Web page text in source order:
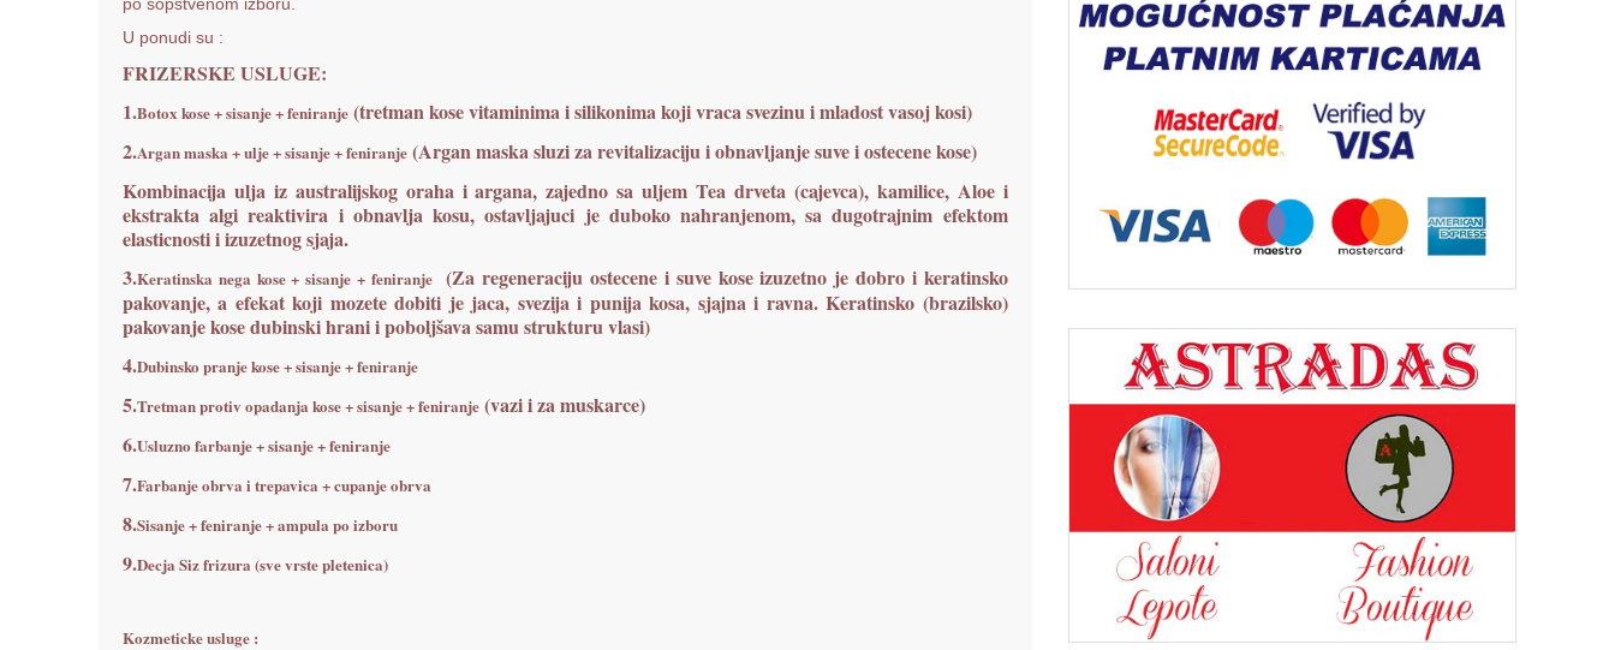
U ponudi su :
FRIZERSKE USLUGE:
1.Botox kose + sisanje + feniranje (tretman kose vitaminima i silikonima koji vraca svezinu i mladost vasoj kosi)
2.Argan maska + ulje + sisanje + feniranje (Argan maska sluzi za revitalizaciju i obnavljanje suve i ostecene kose)
Kombinacija ulja iz australijskog oraha i argana, zajedno sa uljem Tea drveta (cajevca), kamilice, Aloe i
ekstrakta algi reaktivira i obnavlja kosu, ostavljajuci je duboko nahranjenom, sa dugotrajnim efektom
elasticnosti i izuzetnog sjaja.
3.Keratinska nega kose + sisanje + feniranje (Za regeneraciju ostecene i suve kose izuzetno je dobro i keratinsko
pakovanje, a efekat koji mozete dobiti je jaca, svezija i punija kosa, sjajna i ravna. Keratinsko (brazilsko)
pakovanje kose dubinski hrani i poboljšava samu strukturu vlasi)
4.Dubinsko pranje kose + sisanje + feniranje
5.Tretman protiv opadanja kose + sisanje + feniranje (vazi i za muskarce)
6.Usluzno farbanje + sisanje + feniranje
7.Farbanje obrva i trepavica + cupanje obrva
8.Sisanje + feniranje + ampula po izboru
9.Decja Siz frizura (sve vrste pletenica)
Kozmeticke usluge :